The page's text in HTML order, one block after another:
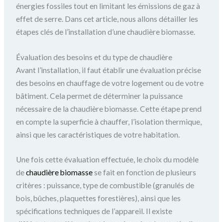
énergies fossiles tout en limitant les émissions de gaz à
effet de serre. Dans cet article, nous allons détailler les
étapes clés de l’installation d’une chaudière biomasse.
Évaluation des besoins et du type de chaudière
Avant l’installation, il faut établir une évaluation précise
des besoins en chauffage de votre logement ou de votre
bâtiment. Cela permet de déterminer la puissance
nécessaire de la chaudière biomasse. Cette étape prend
en compte la superficie à chauffer, l’isolation thermique,
ainsi que les caractéristiques de votre habitation.
Une fois cette évaluation effectuée, le choix du modèle
dechaudière biomassese fait en fonction de plusieurs
critères : puissance, type de combustible (granulés de
bois, bûches, plaquettes forestières), ainsi que les
spécifications techniques de l’appareil. Il existe